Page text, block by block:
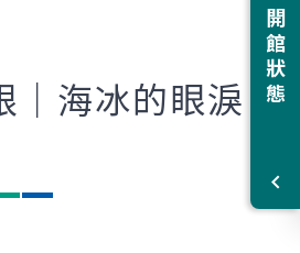
開館狀態
｜海冰的眼淚